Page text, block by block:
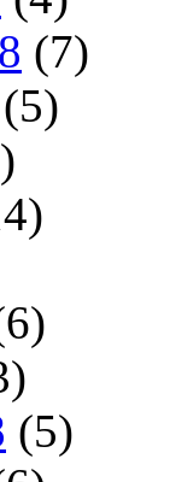
(7)
(5)
(5)